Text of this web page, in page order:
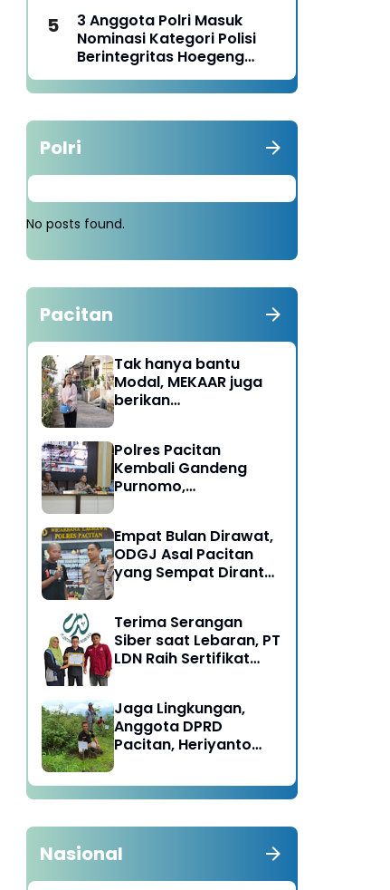
3 Anggota Polri Masuk
Nominasi Kategori Polisi
Berintegritas Hoegeng
Awards 2026
Polri
No posts found.
Pacitan
Tak hanya bantu
Modal, MEKAAR juga
berikan
Dapur Tetap Ngebul
Polres Pacitan
Kembali Gandeng
Purnomo,
Rehabilitasi
Empat Bulan Dirawat,
ODGJ Asal Pacitan
yang Sempat Dirantai
Terima Serangan
Siber saat Lebaran, PT
LDN Raih Sertifikat
Karesidenan Madiun
Raya
Jaga Lingkungan,
Anggota DPRD
Pacitan, Heriyanto
Tebang 100 Pohon
diganti Tanam 1000
Nasional